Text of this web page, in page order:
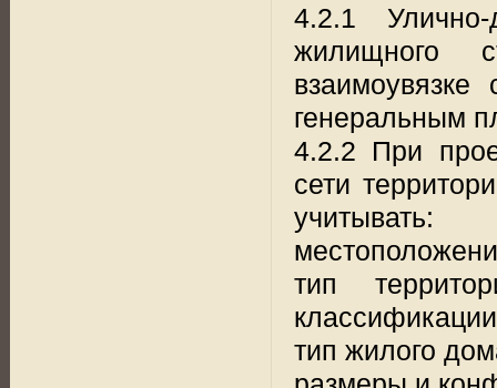
4.2.1 Улично-
жилищного
генеральным
4.2.2 При
сети
учитывать:
тип
тип жилого